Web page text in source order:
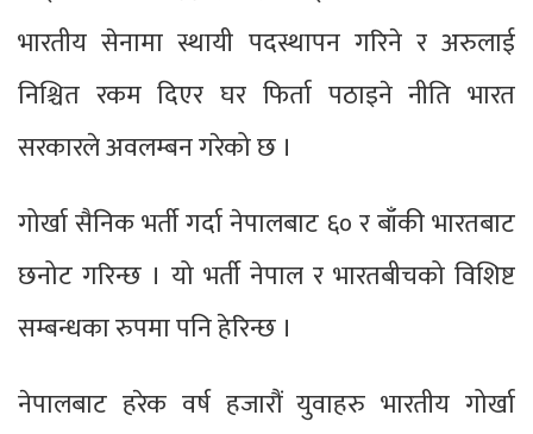
भारतीय सेनामा स्थायी पदस्थापन गरिने र अरुलाई
निश्चित रकम दिएर घर फिर्ता पठाइने नीति भारत
सरकारले अवलम्बन गरेको छ ।
गोर्खा सैनिक भर्ती गर्दा नेपालबाट ६० र बाँकी भारतबाट
छनोट गरिन्छ । यो भर्ती नेपाल र भारतबीचको विशिष्ट
सम्बन्धका रुपमा पनि हेरिन्छ ।
नेपालबाट हरेक वर्ष हजारौं युवाहरु भारतीय गोर्खा